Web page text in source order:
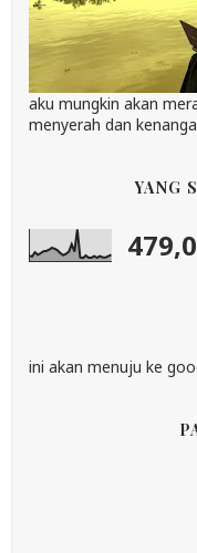
aku mungkin akan
menyerah dan
YANG
ini akan menuju ke